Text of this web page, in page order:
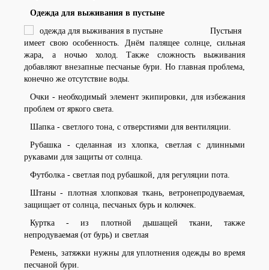
Одежда для выживания в пустыне
Пустыня
имеет свою особенность. Днём палящее солнце, сильная
жара, а ночью холод. Также сложность выживания
добавляют внезапные песчаные бури. Но главная проблема,
конечно же отсутствие воды.
Очки - необходимый элемент экипировки, для избежания
проблем от яркого света.
Шапка - светлого тона, с отверстиями для вентиляции.
Рубашка - сделанная из хлопка, светлая с длинными
рукавами для защиты от солнца.
Футболка - светлая под рубашкой, для регуляции пота.
Штаны - плотная хлопковая ткань, ветронепродуваемая,
защищает от солнца, песчаных бурь и колючек.
Куртка - из плотной дышащей ткани, также
непродуваемая (от бурь) и светлая
Ремень, затяжки нужны для уплотнения одежды во время
песчаной бури.